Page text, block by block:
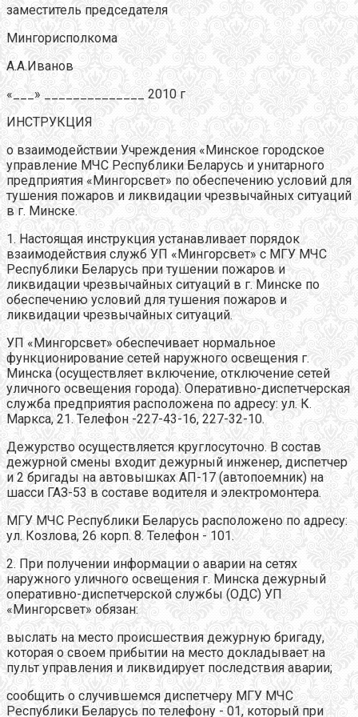
заместитель председателя
Мингорисполкома
А.А.Иванов
«___» ______________ 2010 г
ИНСТРУКЦИЯ
о взаимодействии Учреждения «Минское городское
управление МЧС Республики Беларусь и унитарного
предприятия «Мингорсвет» по обеспечению условий для
тушения пожаров и ликвидации чрезвычайных ситуаций
в г. Минске.
1. Настоящая инструкция устанавливает порядок
взаимодействия служб УП «Мингорсвет» с МГУ МЧС
Республики Беларусь при тушении пожаров и
ликвидации чрезвычайных ситуаций в г. Минске по
обеспечению условий для тушения пожаров и
ликвидации чрезвычайных ситуаций.
УП «Мингорсвет» обеспечивает нормальное
функционирование сетей наружного освещения г.
Минска (осуществляет включение, отключение сетей
уличного освещения города). Оперативно-диспетчерская
служба предприятия расположена по адресу: ул. К.
Маркса, 21. Телефон -227-43-16, 227-32-10.
Дежурство осуществляется круглосуточно. В состав
дежурной смены входит дежурный инженер, диспетчер
и 2 бригады на автовышках АП-17 (автопоемник) на
шасси ГАЗ-53 в составе водителя и электромонтера.
МГУ МЧС Республики Беларусь расположено по адресу:
ул. Козлова, 26 корп. 8. Телефон - 101.
2. При получении информации о аварии на сетях
наружного уличного освещения г. Минска дежурный
оперативно-диспетчерской службы (ОДС) УП
«Мингорсвет» обязан:
выслать на место происшествия дежурную бригаду,
которая о своем прибытии на место докладывает на
пульт управления и ликвидирует последствия аварии;
сообщить о случившемся диспетчеру МГУ МЧС
Республики Беларусь по телефону - 01, который при